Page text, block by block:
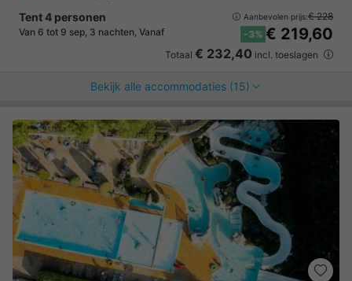
Tent 4 personen
Van 6 tot 9 sep, 3 nachten, Vanaf
Aanbevolen prijs:€ 228
-3% € 219,60
Totaal € 232,40 incl. toeslagen
Bekijk alle accommodaties (15)